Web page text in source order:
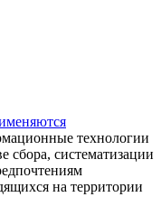
технологии
сбора, систематизации
на территории